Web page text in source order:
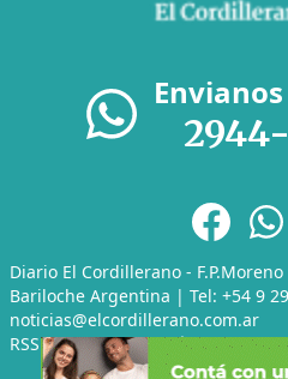
Diario El Cordillerano -
Bariloche Argentina | Tel: +54 9
noticias@elcordillerano.com.ar
RSS|Media Kit|Políticas de